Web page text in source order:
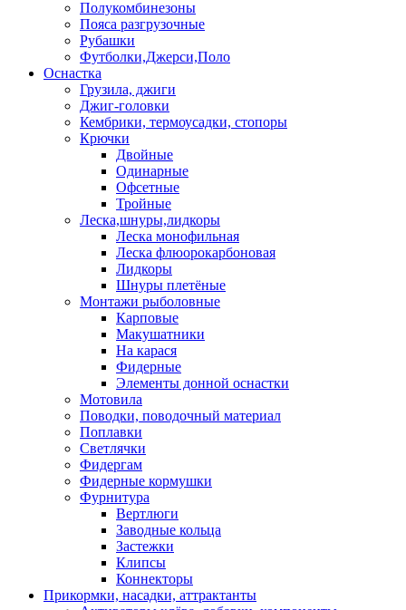
Полукомбинезоны
Пояса разгрузочные
Рубашки
Футболки,Джерси,Поло
Оснастка
Грузила, джиги
Джиг-головки
Кембрики, термоусадки, стопоры
Крючки
Двойные
Одинарные
Офсетные
Тройные
Леска,шнуры,лидкоры
Леска монофильная
Леска флюорокарбоновая
Лидкоры
Шнуры плетёные
Монтажи рыболовные
Карповые
Макушатники
На карася
Фидерные
Элементы донной оснастки
Мотовила
Поводки, поводочный материал
Поплавки
Светлячки
Фидергам
Фидерные кормушки
Фурнитура
Вертлюги
Заводные кольца
Застежки
Клипсы
Коннекторы
Прикормки, насадки, аттрактанты